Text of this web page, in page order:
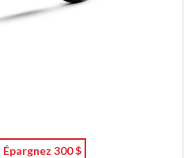
Épargnez 300 $